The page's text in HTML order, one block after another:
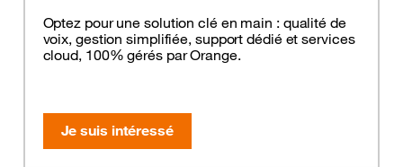
Optez pour une solution clé en main : qualité de
voix, gestion simplifiée, support dédié et services
cloud, 100% gérés par Orange.
Je suis intéressé